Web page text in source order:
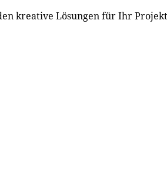
kreative Lösungen für Ihr